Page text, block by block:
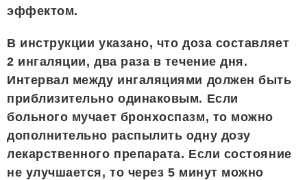
эффектом.
В инструкции указано, что доза составляет
2 ингаляции, два раза в течение дня.
Интервал между ингаляциями должен быть
приблизительно одинаковым. Если
больного мучает бронхоспазм, то можно
дополнительно распылить одну дозу
лекарственного препарата. Если состояние
не улучшается, то через 5 минут можно